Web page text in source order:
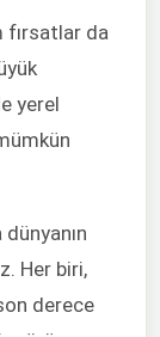
fırsatlar da
yerel
dünyanın
Her biri,
derece